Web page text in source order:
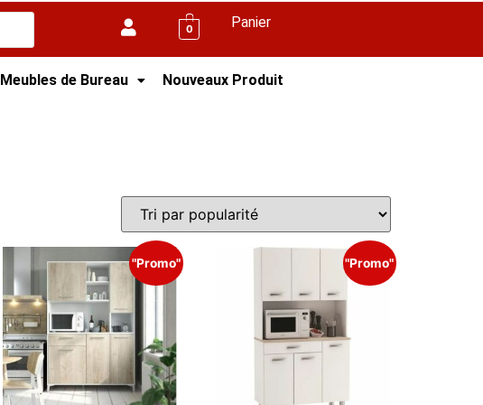
0 Panier
Meubles de Bureau Nouveaux Produit
"Promo" "Promo"